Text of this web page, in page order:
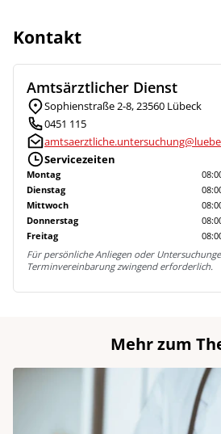
Kontakt
Amtsärztlicher Dienst
Sophienstraße 2-8, 23560 Lübeck
0451 115
Servicezeiten
Montag
Dienstag
Mittwoch
Donnerstag
Freitag
Für persönliche Anliegen oder
Terminvereinbarung zwingend erforderlich.
Mehr zum